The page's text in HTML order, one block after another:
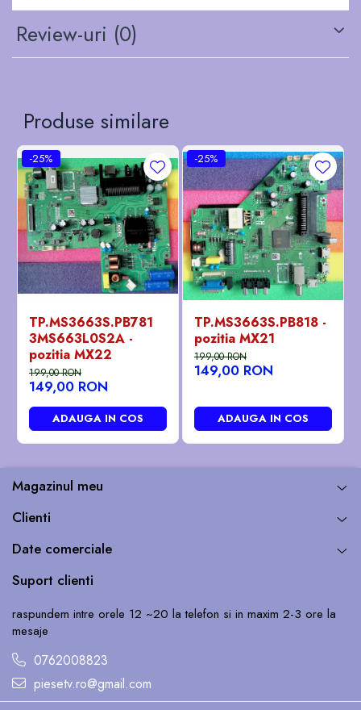
Review-uri (0)
Produse similare
-25%
TP.MS3663S.PB781
3MS663L0S2A -
pozitia MX22
199,00 RON
149,00 RON
ADAUGA IN COS
-25%
TP.MS3663S.PB818 -
pozitia MX21
199,00 RON
149,00 RON
ADAUGA IN COS
Magazinul meu
Clienti
Date comerciale
Suport clienti
raspundem intre orele 12 ~20 la telefon si in maxim 2-3 ore la
mesaje
0762008823
piesetv.ro@gmail.com